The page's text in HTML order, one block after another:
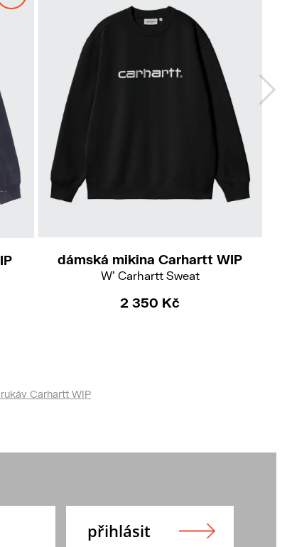
dámská mikina Carhartt WIP
W' Carhartt Sweat
2 350 Kč
Carhartt WIP